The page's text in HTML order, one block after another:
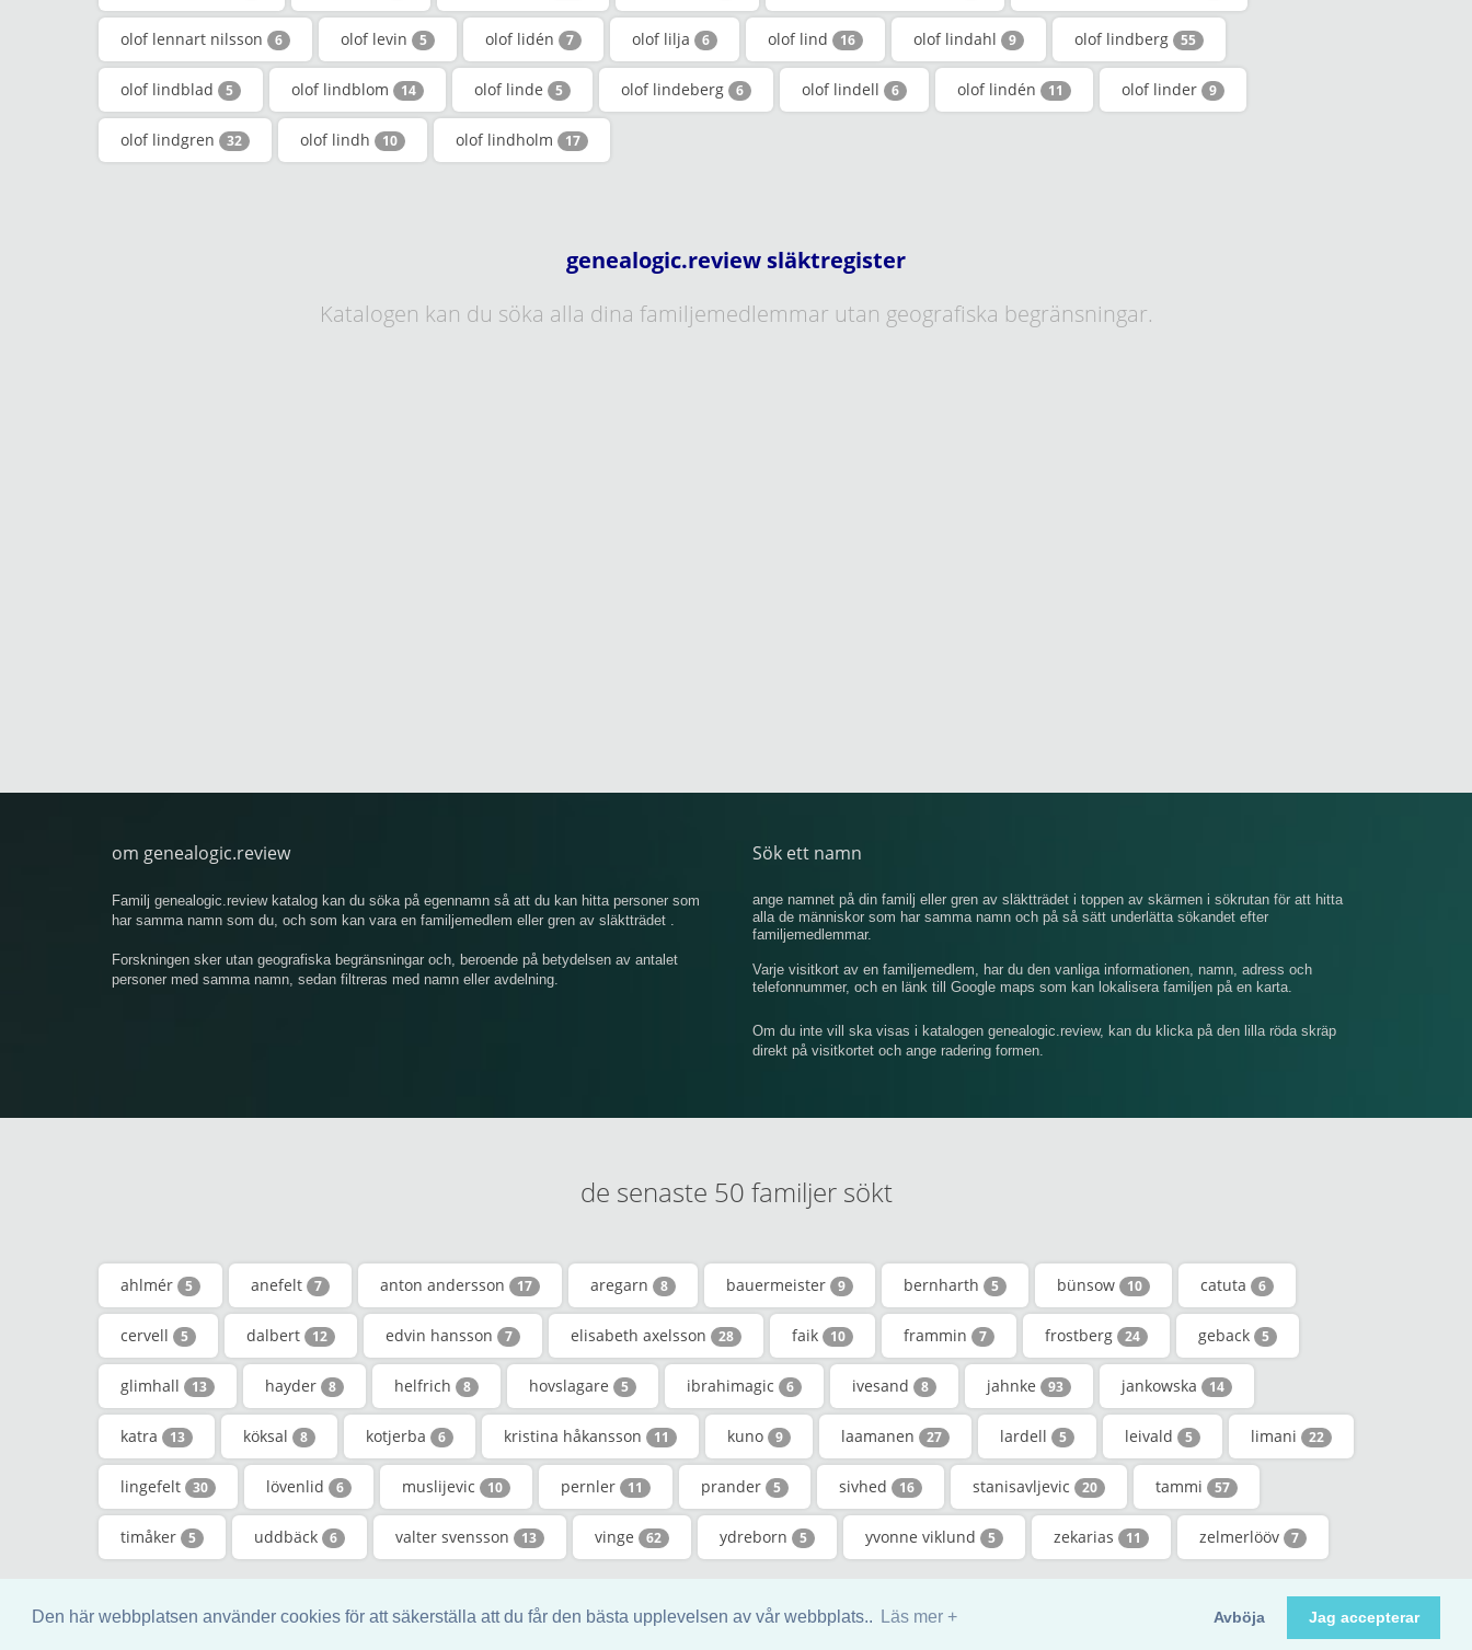
Den här webbplatsen använder cookies för att säkerställa att du får den bästa upplevelsen av vår webbplats.. Läs mer + Avböja Jag accepterar
olof lennart nilsson 6 olof levin 5 olof lidén 7 olof lilja 6 olof lind 16 olof lindahl 9 olof lindberg 55
olof lindblad 5 olof lindblom 14 olof linde 5 olof lindeberg 6 olof lindell 6 olof lindén 11 olof linder 9
olof lindgren 32 olof lindh 10 olof lindholm 17
genealogic.review släktregister
Katalogen kan du söka alla dina familjemedlemmar utan geografiska begränsningar.
om genealogic.review
Familj genealogic.review katalog kan du söka på egennamn så att du kan hitta personer som
har samma namn som du, och som kan vara en familjemedlem eller gren av släktträdet .
Forskningen sker utan geografiska begränsningar och, beroende på betydelsen av antalet
personer med samma namn, sedan filtreras med namn eller avdelning.
Sök ett namn
ange namnet på din familj eller gren av släktträdet i toppen av skärmen i sökrutan för att hitta
alla de människor som har samma namn och på så sätt underlätta sökandet efter
familjemedlemmar.
Varje visitkort av en familjemedlem, har du den vanliga informationen, namn, adress och
telefonnummer, och en länk till Google maps som kan lokalisera familjen på en karta.
Om du inte vill ska visas i katalogen genealogic.review, kan du klicka på den lilla röda skräp
direkt på visitkortet och ange radering formen.
de senaste 50 familjer sökt
ahlmér 5 anefelt 7 anton andersson 17 aregarn 8 bauermeister 9 bernharth 5 bünsow 10 catuta 6
cervell 5 dalbert 12 edvin hansson 7 elisabeth axelsson 28 faik 10 frammin 7 frostberg 24 geback 5
glimhall 13 hayder 8 helfrich 8 hovslagare 5 ibrahimagic 6 ivesand 8 jahnke 93 jankowska 14
katra 13 köksal 8 kotjerba 6 kristina håkansson 11 kuno 9 laamanen 27 lardell 5 leivald 5 limani 22
lingefelt 30 lövenlid 6 muslijevic 10 pernler 11 prander 5 sivhed 16 stanisavljevic 20 tammi 57
timåker 5 uddbäck 6 valter svensson 13 vinge 62 ydreborn 5 yvonne viklund 5 zekarias 11 zelmerlööv 7